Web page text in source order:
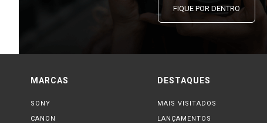
FIQUE POR DENTRO
MARCAS
SONY
CANON
DESTAQUES
MAIS VISITADOS
LANÇAMENTOS